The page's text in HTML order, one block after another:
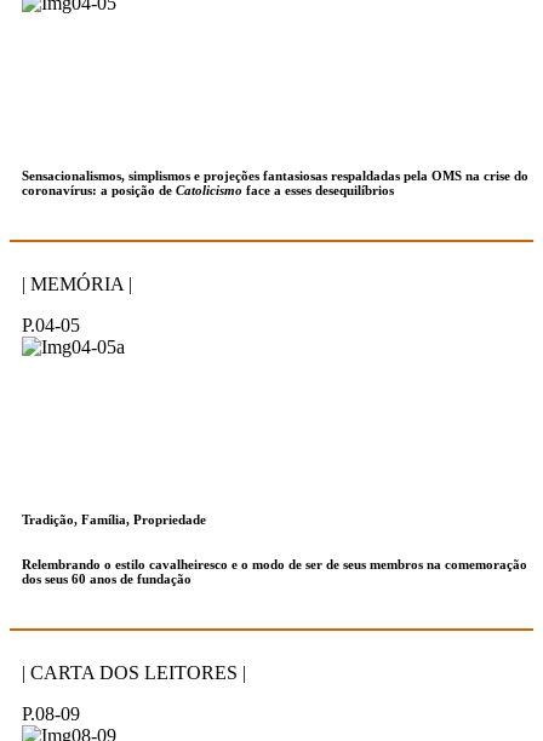
Sensacionalismos, simplismos e projeções fantasiosas respaldadas pela OMS na crise do
coronavírus: a posição de Catolicismo face a esses desequilíbrios
| MEMÓRIA |
P.04-05
Tradição, Família, Propriedade
Relembrando o estilo cavalheiresco e o modo de ser de seus membros na comemoração
dos seus 60 anos de fundação
| CARTA DOS LEITORES |
P.08-09